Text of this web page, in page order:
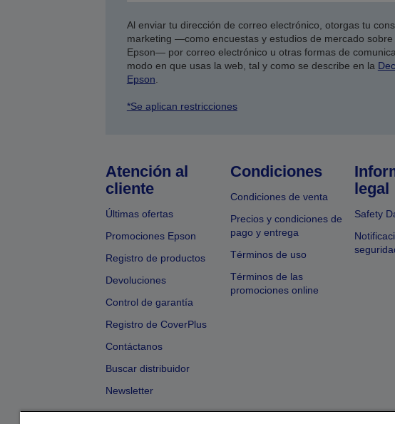
Al enviar tu dirección de correo electrónico, otorgas tu
marketing —como encuestas y estudios de mercado
Epson— por correo electrónico u otras formas de
modo en que usas la web, tal y como se describe en la
Epson
*Se aplican restricciones
Atención al
cliente
Últimas ofertas
Promociones Epson
Registro de productos
Devoluciones
Control de garantía
Registro de CoverPlus
Contáctanos
Buscar distribuidor
Newsletter
Condiciones
Condiciones de venta
Precios y condiciones de
pago y entrega
Términos de uso
Términos de las
promociones online
legal
Safety